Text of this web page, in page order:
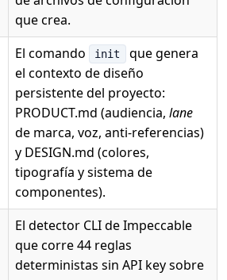
que crea.
El comando init
que genera
el contexto de diseño
persistente del proyecto:
PRODUCT.md (audiencia, lane
de marca, voz, anti-referencias)
y DESIGN.md (colores,
tipografía y sistema de
componentes).
El detector CLI de Impeccable
que corre 44 reglas
deterministas sin API key sobre